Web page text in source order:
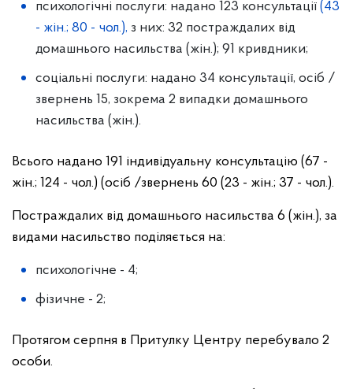
психологічні послуги: надано 123 консультації (43
- жін.; 80 - чол.), з них: 32 постраждалих від
домашнього насильства (жін.); 91 кривдники;
соціальні послуги: надано 34 консультації, осіб /
звернень 15, зокрема 2 випадки домашнього
насильства (жін.).
Всього надано 191 індивідуальну консультацію (67 -
жін.; 124 - чол.) (осіб /звернень 60 (23 - жін.; 37 - чол.).
Постраждалих від домашнього насильства 6 (жін.), за
видами насильство поділяється на:
психологічне - 4;
фізичне - 2;
Протягом серпня в Притулку Центру перебувало 2
особи.